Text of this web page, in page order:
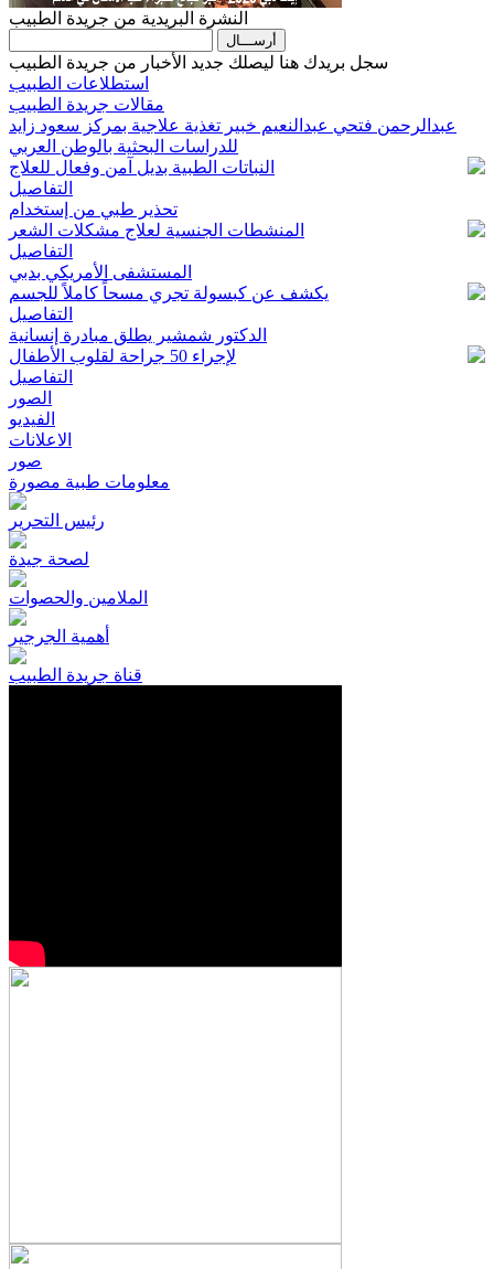
النشرة البريدية من جريدة الطبيب
سجل بريدك هنا ليصلك جديد الأخبار من جريدة الطبيب
استطلاعات الطبيب
مقالات جريدة الطبيب
عبدالرحمن فتحي عبدالنعيم خبير تغذية علاجية بمركز سعود زايد
للدراسات البحثية بالوطن العربي
النباتات الطبية بديل آمن وفعال للعلاج
التفاصيل
تحذير طبي من إستخدام
المنشطات الجنسية لعلاج مشكلات الشعر
التفاصيل
المستشفى الأمريكي بدبي
يكشف عن كبسولة تجري مسحاً كاملاً للجسم
التفاصيل
الدكتور شمشير يطلق مبادرة إنسانية
لإجراء 50 جراحة لقلوب الأطفال
التفاصيل
الصور
الفيديو
الاعلانات
صور
معلومات طبية مصورة
رئيس التحرير
لصحة جيدة
الملامين والحصوات
أهمية الجرجير
قناة جريدة الطبيب